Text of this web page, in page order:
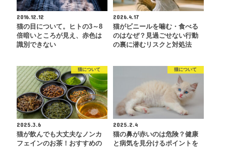
2016.12.12
猫の目について。ヒトの3～8
倍暗いところが見え、赤色は
識別できない
2026.4.17
猫がビニールを噛む・食べる
のはなぜ？見過ごせない行動
の裏に潜むリスクと対処法
猫について
2025.3.6
猫が飲んでも大丈夫なノンカ
フェインのお茶！おすすめの
猫について
2025.2.4
猫の鼻が赤いのは危険？健康
と病気を見分けるポイントを